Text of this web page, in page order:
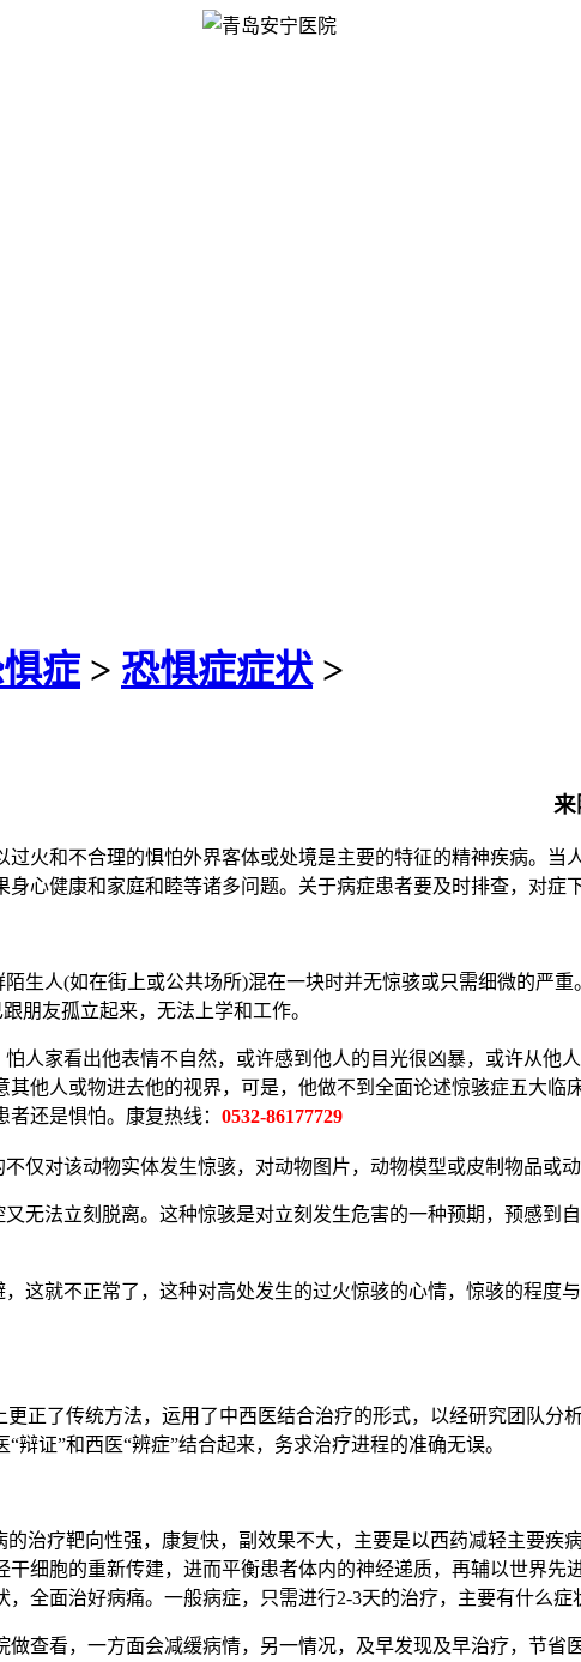
症 > 恐惧症症状>
不合理的惧怕外界客体或处境是主要的特征的精神疾病。当人
心健康和家庭和睦等诸多问题。关于病症患者要及时排查，对症
(如在街上或公共场所)混在一块时并无惊骇或只需细微的严重
朋友孤立起来，无法上学和工作。
看出他表情不自然，或许感到他人的目光很凶暴，或许从他人
他人或物进去他的视界，可是，他做不到全面论述惊骇症五大
还是惧怕。康复热线： 0532-86177729
该动物实体发生惊骇，对动物图片，动物模型或皮制物品或动
立刻脱离。这种惊骇是对立刻发生危害的一种预期，预感到自
不正常了，这种对高处发生的过火惊骇的心情，惊骇的程度与
统方法，运用了中西医结合治疗的形式，以经研究团队分析
证”和西医“辨症”结合起来，务求治疗进程的准确无误。
向性强，康复快，副效果不大，主要是以西药减轻主要疾病
细胞的重新传建，进而平衡患者体内的神经递质，再辅以世界先
全面治好病痛。一般病症，只需进行2-3天的治疗，主要有什么症
，一方面会减缓病情，另一情况，及早发现及早治疗，节省医